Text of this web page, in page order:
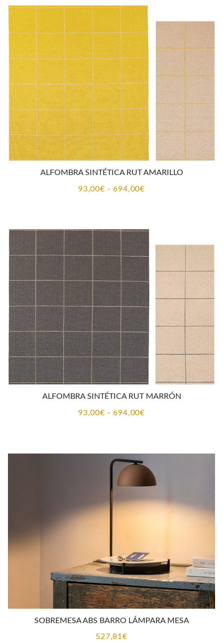
desde
93,00€
hasta
694,00€
ALFOMBRA SINTÉTICA RUT AMARILLO
93,00€ - 694,00€Rango
desde
93,00€
hasta
694,00€
ALFOMBRA SINTÉTICA RUT MARRÓN
93,00€ - 694,00€Rango
desde
93,00€
hasta
SOBREMESA ABS BARRO LÁMPARA MESA
527,81€